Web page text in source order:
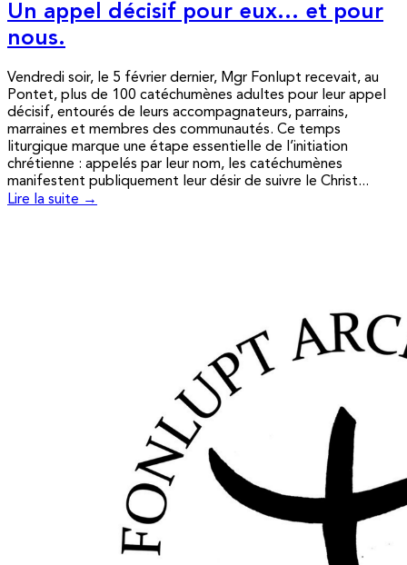
Un appel décisif pour eux… et pour
nous.
Vendredi soir, le 5 février dernier, Mgr Fonlupt recevait, au
Pontet, plus de 100 catéchumènes adultes pour leur appel
décisif, entourés de leurs accompagnateurs, parrains,
marraines et membres des communautés. Ce temps
liturgique marque une étape essentielle de l’initiation
chrétienne : appelés par leur nom, les catéchumènes
manifestent publiquement leur désir de suivre le Christ...
Lire la suite →